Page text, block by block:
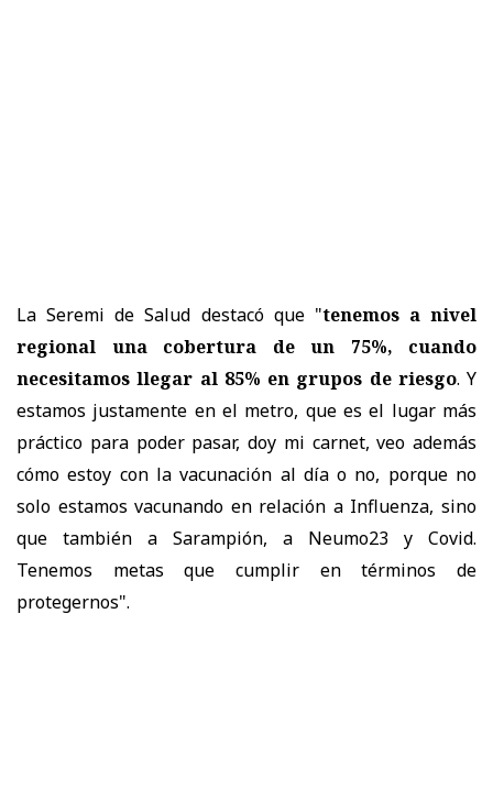
La Seremi de Salud destacó que "tenemos a nivel
regional una cobertura de un 75%, cuando
necesitamos llegar al 85% en grupos de riesgo. Y
estamos justamente en el metro, que es el lugar más
práctico para poder pasar, doy mi carnet, veo además
cómo estoy con la vacunación al día o no, porque no
solo estamos vacunando en relación a Influenza, sino
que también a Sarampión, a Neumo23 y Covid.
Tenemos metas que cumplir en términos de
protegernos".